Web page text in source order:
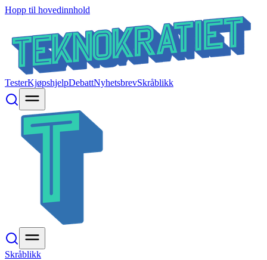
Hopp til hovedinnhold
TesterKjøpshjelpDebattNyhetsbrevSkråblikk
Skråblikk